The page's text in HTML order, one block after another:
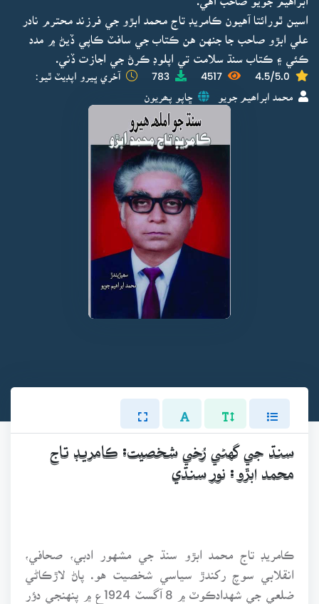
اسين ٿورائتا آهيون ڪامريڊ تاج محمد ابڙو جي فرزند محترم نادر
علي ابڙو صاحب جا جنهن هن ڪتاب جي سافٽ ڪاپي ڏيڻ ۾ مدد
ڪئي ۽ ڪتاب سنڌ سلامت تي اپلوڊ ڪرڻ جي اجازت ڏني.
4.5/5.0
4517
783 آخري ڀيرو اپڊيٽ ٿيو:
محمد ابراھيم جويو ڇاپو پھريون
سنڌ جي گهڻي رُخي شخصيت: ڪامريڊ تاج
محمد ابڙو : نور سنڌي
ڪامريڊ تاج محمد ابڙو سنڌ جي مشهور ادبي، صحافي،
انقلابي سوچ رکندڙ سياسي شخصيت هو. پاڻ لاڙڪاڻي